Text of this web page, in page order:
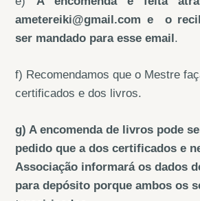
ametereiki@gmail.com e o
ser mandado para esse email .
f) Recomendamos que o Mestre
certificados e dos livros.
g) A encomenda de livros pode
pedido que a dos certificados e
Associação informará os dados
para depósito porque ambos os